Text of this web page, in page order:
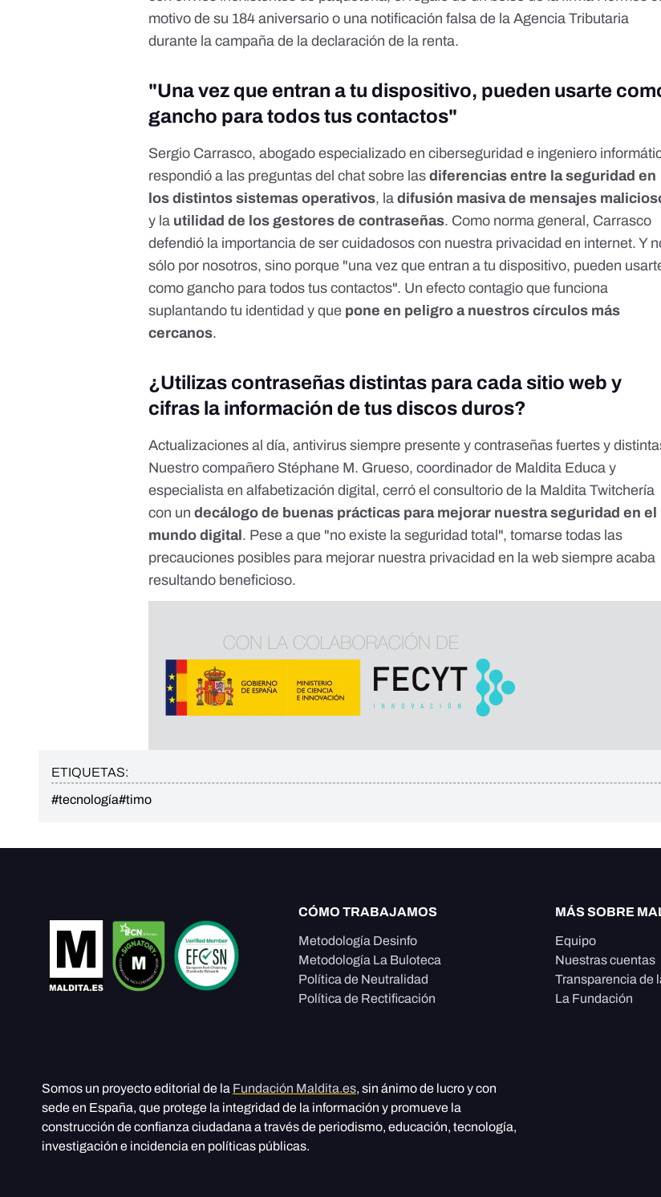
motivo de su 184 aniversario o una notificación falsa de la Agencia Tributaria
durante la campaña de la declaración de la renta.
"Una vez que entran a tu dispositivo, pueden usarte
gancho para todos tus contactos"
Sergio Carrasco, abogado especializado en ciberseguridad e ingeniero
respondió a las preguntas del chat sobre lasdiferencias entre la seguridad en
los distintos sistemas operativos, ladifusión masiva de mensajes
y la utilidad de los gestores de contraseñas. Como norma general, Carrasco
defendió la importancia de ser cuidadosos con nuestra privacidad en internet. Y
sólo por nosotros, sino porque "una vez que entran a tu dispositivo, pueden
como gancho para todos tus contactos". Un efecto contagio que funciona
suplantando tu identidad y que pone en peligro a nuestros círculos más
cercanos.
¿Utilizas contraseñas distintas para cada sitio web y
cifras la información de tus discos duros?
Actualizaciones al día, antivirus siempre presente y contraseñas fuertes y
Nuestro compañero Stéphane M. Grueso, coordinador de Maldita Educa y
especialista en alfabetización digital, cerró el consultorio de la Maldita Twitchería
con undecálogo de buenas prácticas para mejorar nuestra seguridad en el
mundo digital . Pese a que "no existe la seguridad total", tomarse todas las
precauciones posibles para mejorar nuestra privacidad en la web siempre acaba
resultando beneficioso.
ETIQUETAS:
#tecnología#timo
CÓMO TRABAJAMOS
Metodología Desinfo
Metodología La Buloteca
Política de Neutralidad
Política de Rectificación
MÁS SOBRE
Equipo
Nuestras cuentas
Transparencia de
La Fundación
Somos un proyecto editorial de la Fundación Maldita.es, sin ánimo de lucro y con
sede en España, que protege la integridad de la información y promueve la
construcción de confianza ciudadana a través de periodismo, educación, tecnología,
investigación e incidencia en políticas públicas.